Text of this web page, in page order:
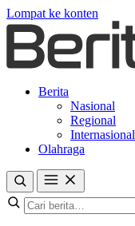
Lompat ke konten
Berita
Nasional
Regional
Internasional
Olahraga